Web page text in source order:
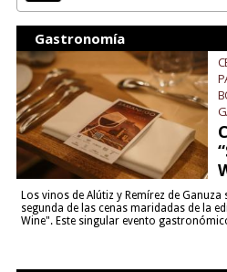
Gastronomía
Los vinos de Alútiz y Remírez de
segunda de las cenas maridadas de la
Wine". Este singular evento